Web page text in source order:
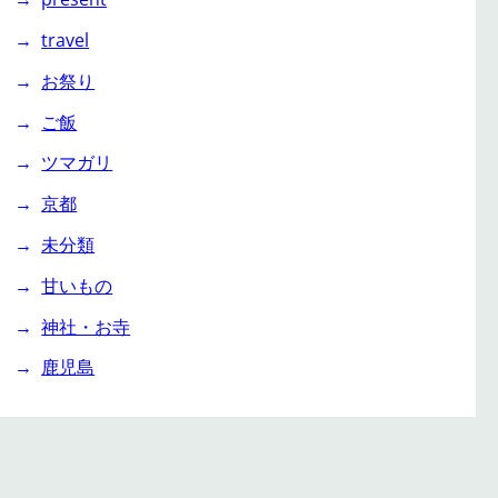
travel
お祭り
ご飯
ツマガリ
京都
未分類
甘いもの
神社・お寺
鹿児島